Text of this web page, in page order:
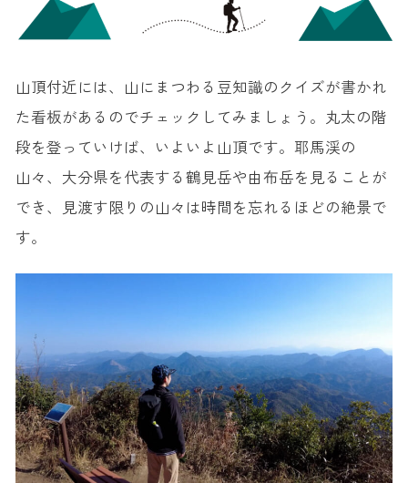
山頂付近には、山にまつわる豆知識のクイズが書かれ
た看板があるのでチェックしてみましょう。丸太の階
段を登っていけば、いよいよ山頂です。耶馬渓の
山々、大分県を代表する鶴見岳や由布岳を見ることが
でき、見渡す限りの山々は時間を忘れるほどの絶景で
す。